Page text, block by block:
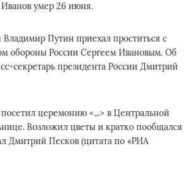
умер 26 июня.
Путин приехал проститься с
обороны России Сергеем Ивановым. Об
секретарь президента России Дмитрий
церемонию <...> в Центральной
Возложил цветы и кратко пообщался
Дмитрий Песков (цитата по «РИА